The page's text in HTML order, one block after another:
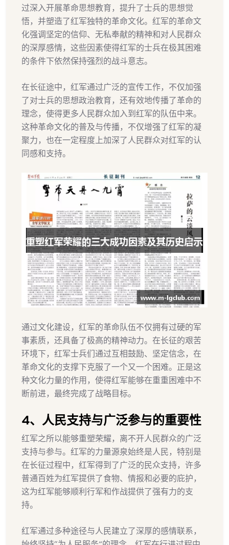
过深入开展革命思想教育，提升了士兵的思想觉
悟，并塑造了红军独特的革命文化。红军的革命文
化强调坚定的信仰、无私奉献的精神和对人民群众
的深厚感情，这些因素使得红军的士兵在极其困难
的条件下依然保持强烈的战斗意志。
在长征途中，红军通过广泛的宣传工作，不仅加强
了对士兵的思想政治教育，还有效地传播了革命的
理念，使得更多人民群众加入到红军的队伍中来。
这种革命文化的普及与传播，不仅增强了红军的凝
聚力，也在一定程度上加深了人民群众对红军的认
同感和支持。
通过文化建设，红军的革命队伍不仅拥有过硬的军
事素质，还具备了极高的精神动力。在长征的艰苦
环境下，红军士兵们通过互相鼓励、坚定信念，在
革命文化的支撑下克服了一个又一个困难。正是这
种文化力量的作用，使得红军能够在重重困难中不
断前进，最终完成了战略目标。
4、人民支持与广泛参与的重要性
红军之所以能够重塑荣耀，离不开人民群众的广泛
支持与参与。红军的力量源泉始终是人民，特别是
在长征过程中，红军得到了广泛的民众支持，许多
普通百姓为红军提供了食物、情报和必要的庇护，
这为红军能够顺利行军和作战提供了强有力的支
持。
红军通过多种途径与人民建立了深厚的感情联系，